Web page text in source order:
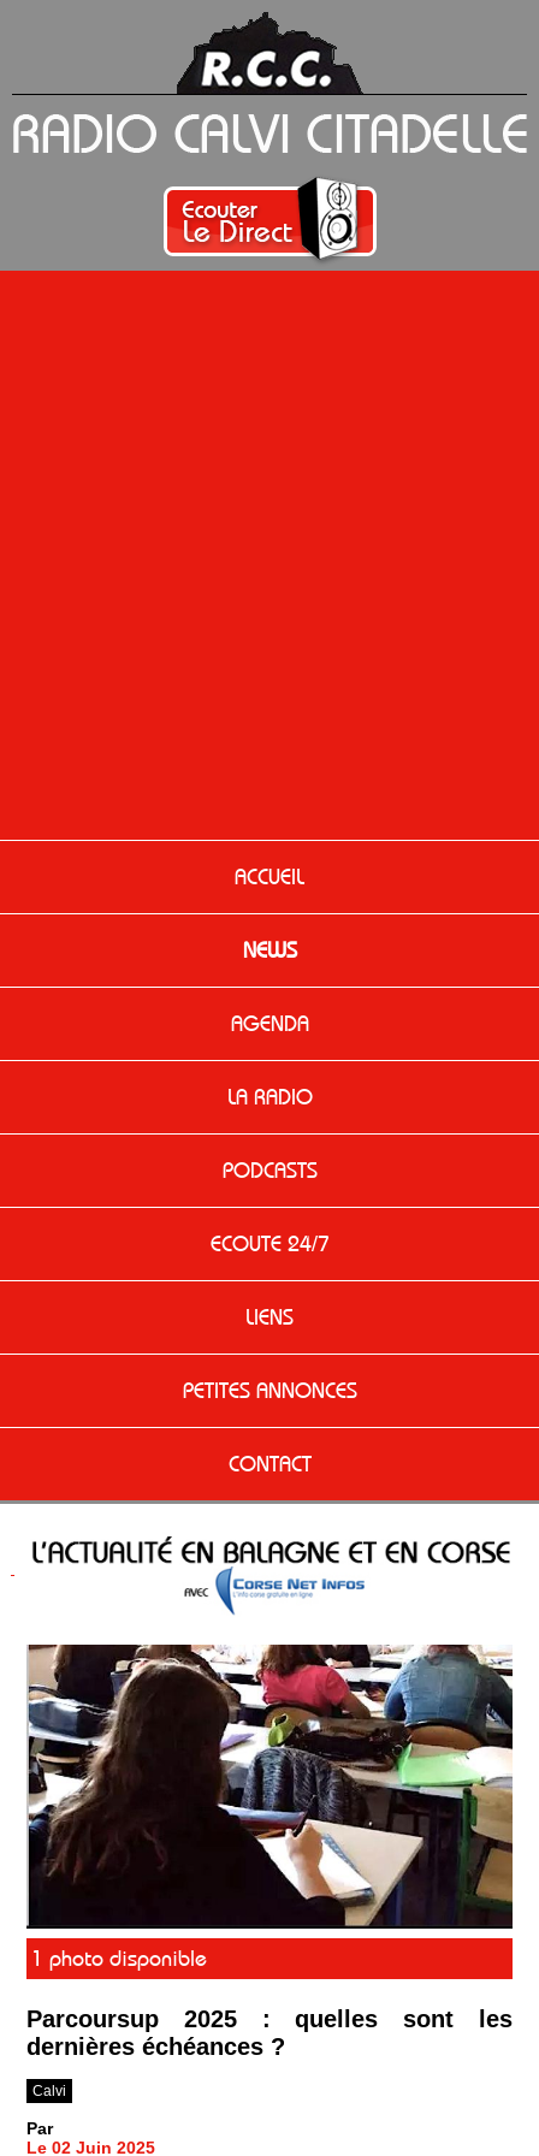
ACCUEIL
NEWS
AGENDA
LA RADIO
PODCASTS
ECOUTE 24/7
LIENS
PETITES ANNONCES
CONTACT
1 photo disponible
Parcoursup 2025 : quelles sont les
dernières échéances ?
Calvi
Par
Le 02 Juin 2025